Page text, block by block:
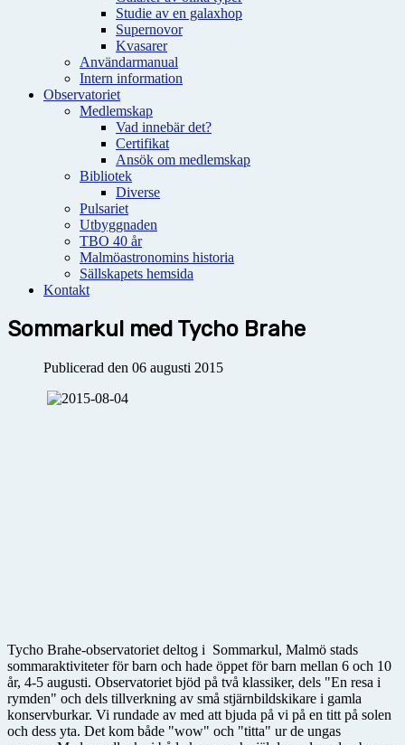
Studie av en galaxhop
Supernovor
Kvasarer
Användarmanual
Intern information
Observatoriet
Medlemskap
Vad innebär det?
Certifikat
Ansök om medlemskap
Bibliotek
Diverse
Pulsariet
Utbyggnaden
TBO 40 år
Malmöastronomins historia
Sällskapets hemsida
Kontakt
Sommarkul med Tycho Brahe
Publicerad den 06 augusti 2015
Tycho Brahe-observatoriet deltog i Sommarkul, Malmö stads
sommaraktiviteter för barn och hade öppet för barn mellan 6 och 10
år, 4-5 augusti. Observatoriet bjöd på två klassiker, dels "En resa i
rymden" och dels tillverkning av små stjärnbildskikare i gamla
konservburkar. Vi rundade av med att bjuda på vi på en titt på solen
och dess yta. Det kom både "wow" och "titta" ur de ungas